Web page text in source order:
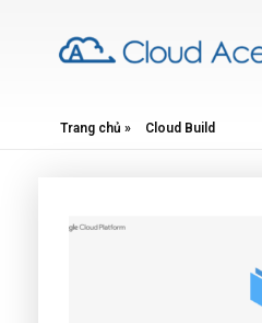
Trang chủ » Cloud Build